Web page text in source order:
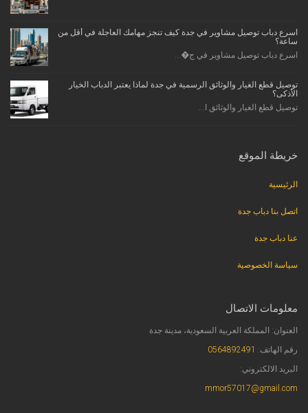
اسرع دباب توصيل مشاوير في جدة كيف تنجز مهامك العاجلة في أقل من
ساعة؟
اسرع دباب توصيل مشاوير في ج�...
توصيل قطع الغيار والوثائق الرسمية في جدة لماذا يعتبر الدباب الخيار
الأذكى؟
توصيل قطع الغيار والوثائق ا...
خريطة الموقع
الرئيسية
اتصل بنا دباب جدة
عنا دباب جدة
سياسة الخصوصية
معلومات الاتصال
العنوان: المملكة العربية السعودية، مدينة جدة
رقم الهاتف: 0564892491
البريد الالكتروني:
mmor57017@gmail.com